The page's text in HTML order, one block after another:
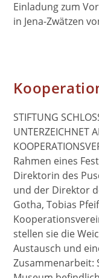
Einladung zum
in Jena-Zwätzen
STIFTUNG
UNTERZEICHNET
Rahmen eines
Direktorin des
und der Direktor
Gotha, Tobias
stellen sie die
Austausch und
Zusammenarbeit: